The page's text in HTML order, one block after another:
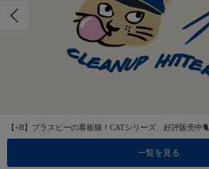
【+B】プラスビーの看板猫！CATシリーズ、好評販売中🐈
一覧を見る